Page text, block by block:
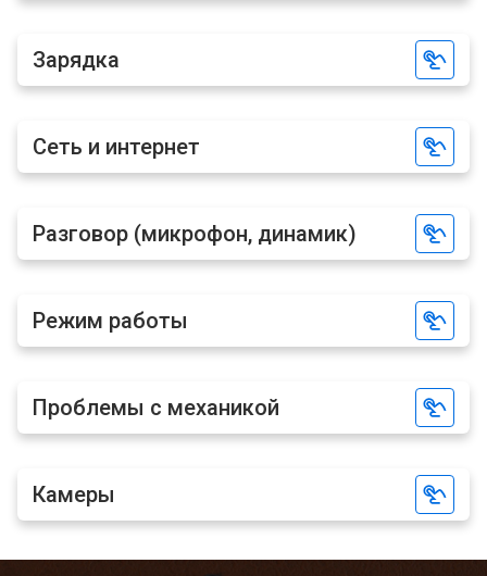
Зарядка
Сеть и интернет
Разговор (микрофон, динамик)
Режим работы
Проблемы с механикой
Камеры